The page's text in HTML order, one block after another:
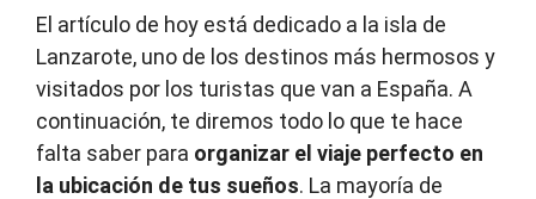
El artículo de hoy está dedicado a la isla de
Lanzarote, uno de los destinos más hermosos y
visitados por los turistas que van a España. A
continuación, te diremos todo lo que te hace
falta saber para organizar el viaje perfecto en
la ubicación de tus sueños. La mayoría de